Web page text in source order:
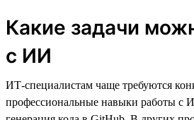
Какие задачи
с ИИ
ИТ-специалистам чаще требуются
профессиональные навыки работы